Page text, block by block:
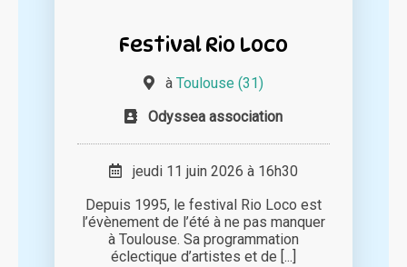
Festival Rio Loco
à Toulouse (31)
Odyssea association
jeudi 11 juin 2026 à 16h30
Depuis 1995, le festival Rio Loco est
l’évènement de l’été à ne pas manquer
à Toulouse. Sa programmation
éclectique d’artistes et de [...]